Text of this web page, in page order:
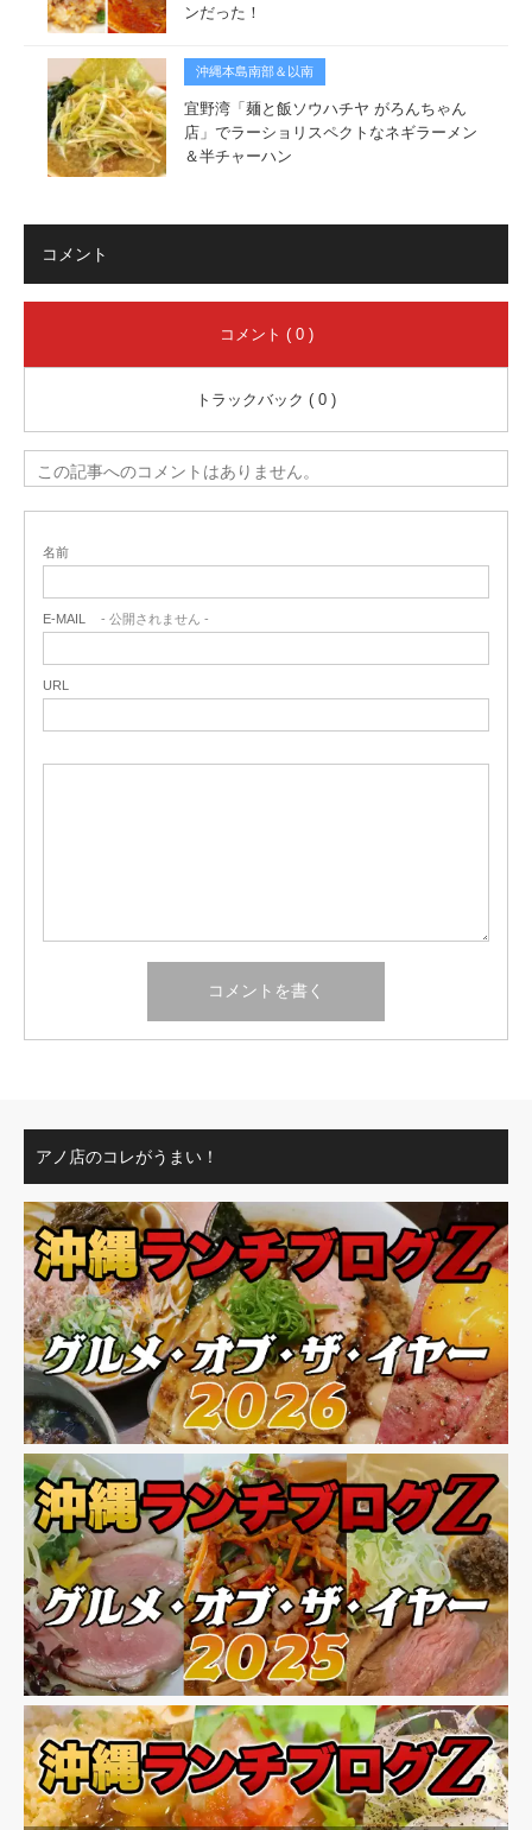
ンだった！
沖縄本島南部＆以南
宜野湾「麺と飯ソウハチヤ がろんちゃん
店」でラーショリスペクトなネギラーメン
＆半チャーハン
コメント
コメント ( 0 )
トラックバック ( 0 )
この記事へのコメントはありません。
名前
E-MAIL - 公開されません -
URL
アノ店のコレがうまい！